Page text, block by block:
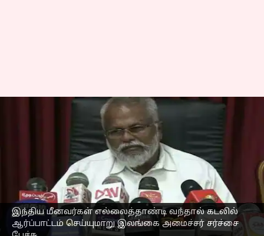
இந்திய மீனவர்கள் எல்லைத்தாண்டி வந்தால் கடலில்
ஆர்ப்பாட்டம் செய்யுமாறு இலங்கை அமைச்சர் சர்ச்சை
இந்திய மீனவர்கள்
எல்லைத்தாண்டி வந்தால்
கடலில் ஆர்ப்பாட்டம்
செய்யுமாறு இலங்கை
அமைச்சர் சர்ச்சை பேச்சு
எழுதியவர் Nivetha P Mar 17, 2023 01:07 pm